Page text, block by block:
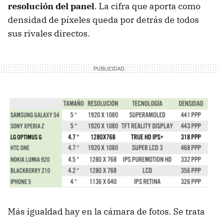
resolución del panel. La cifra que aporta como
densidad de píxeles queda por detrás de todos
sus rivales directos.
Más igualdad hay en la cámara de fotos. Se trata